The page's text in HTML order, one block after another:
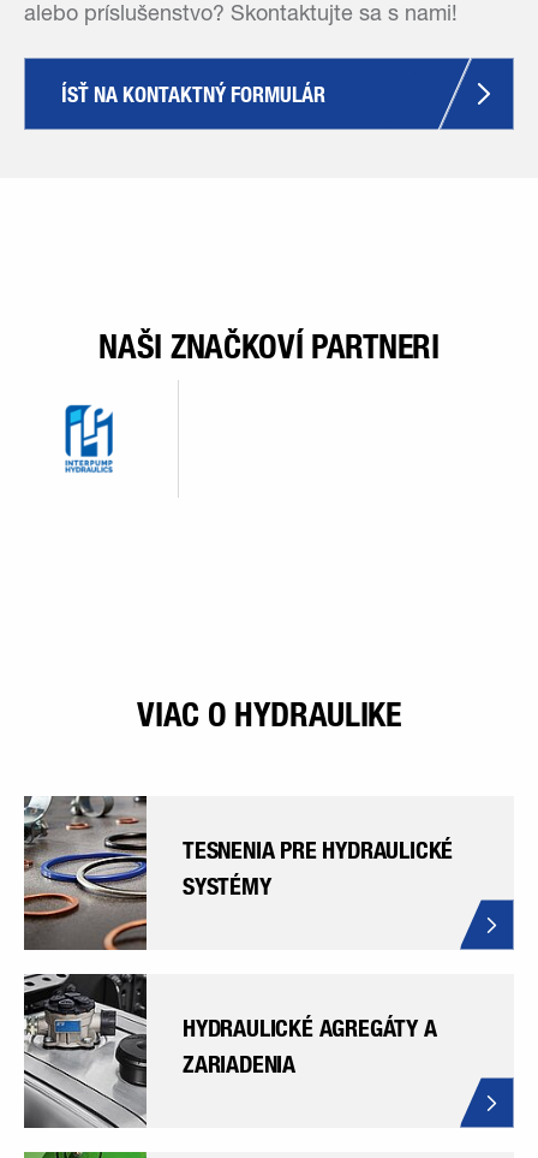
alebo príslušenstvo? Skontaktujte sa s nami!
ÍSŤ NA KONTAKTNÝ FORMULÁR
NAŠI ZNAČKOVÍ PARTNERI
VIAC O HYDRAULIKE
TESNENIA PRE HYDRAULICKÉ
SYSTÉMY
HYDRAULICKÉ AGREGÁTY A
ZARIADENIA